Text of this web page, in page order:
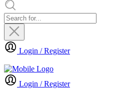
Login / Register
Login / Register